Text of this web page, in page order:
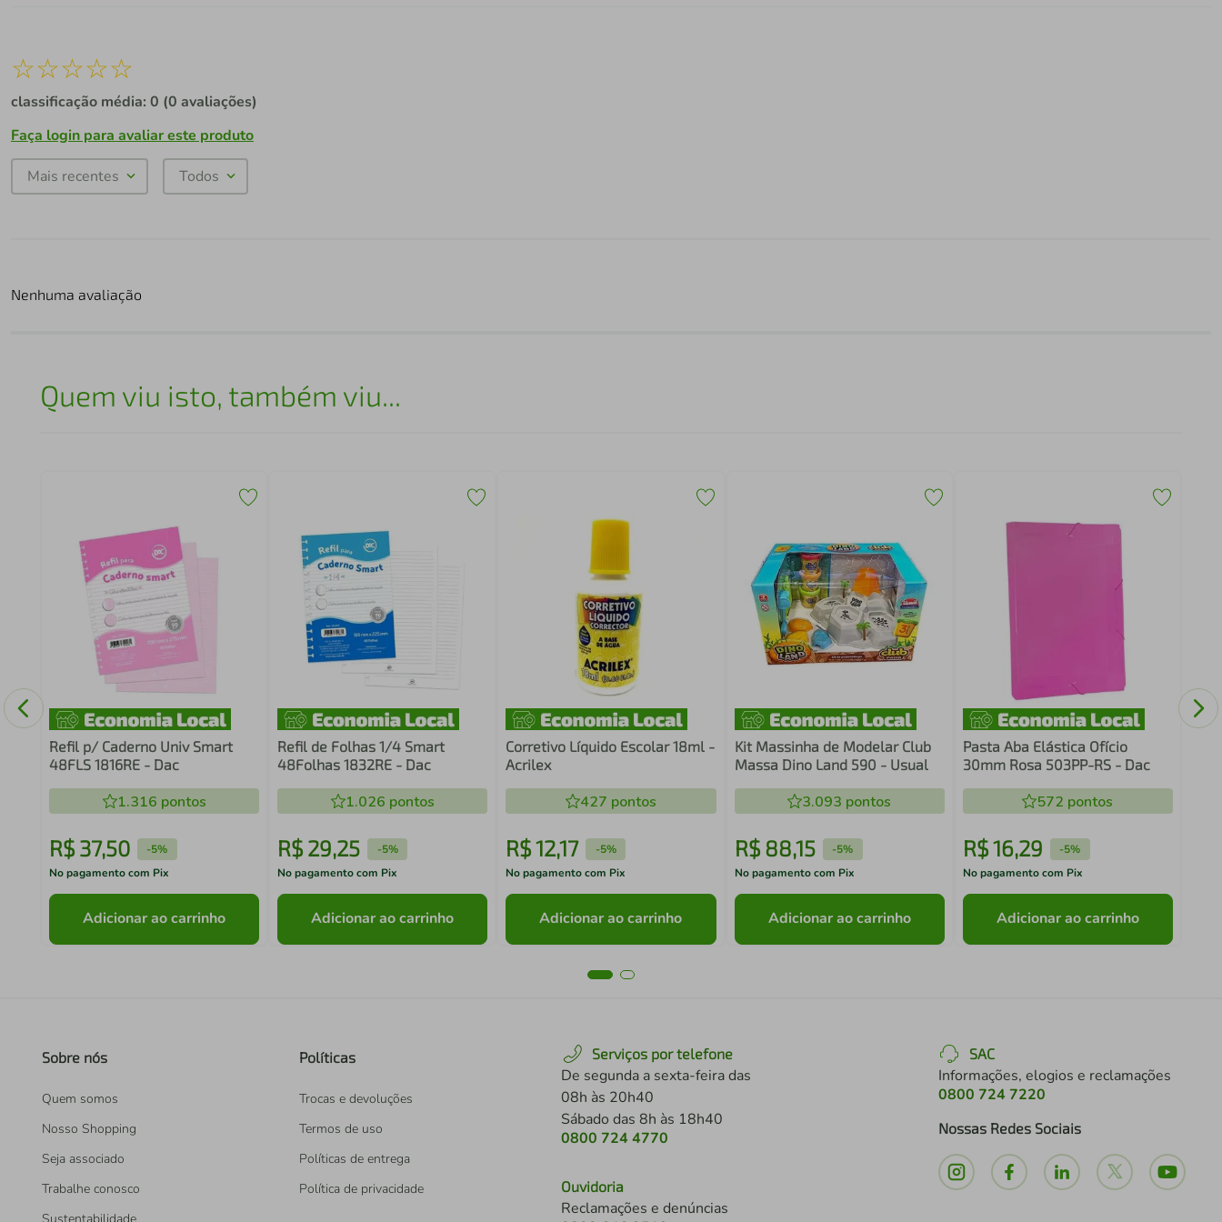
☆☆☆☆☆
classificação média: 0 (0 avaliações)
Faça login para avaliar este produto
Mais recentes Todos
Nenhuma avaliação
Quem viu isto, também viu...
Refil p/ Caderno Univ Smart
48FLS 1816RE - Dac
1.316 pontos
R$ 37,50 -5%
No pagamento com Pix
Adicionar ao carrinho
Refil de Folhas 1/4 Smart
48Folhas 1832RE - Dac
1.026 pontos
R$ 29,25 -5%
No pagamento com Pix
Adicionar ao carrinho
Corretivo Líquido Escolar 18ml -
Acrilex
427 pontos
R$12,17 -5%
No pagamento com Pix
Adicionar ao carrinho
Kit Massinha de Modelar Club
Massa Dino Land 590 - Usual
3.093 pontos
R$ 88,15 -5%
No pagamento com Pix
Adicionar ao carrinho
Pasta Aba Elástica Ofício
30mm Rosa 503PP-RS - Dac
572 pontos
R$16,29 -5%
No pagamento com Pix
Adicionar ao carrinho
Sobre nós
Quem somos
Nosso Shopping
Seja associado
Trabalhe conosco
Políticas
Trocas e devoluções
Termos de uso
Políticas de entrega
Política de privacidade
Serviços por telefone
De segunda a sexta-feira das
08h às 20h40
Sábado das 8h às 18h40
0800 724 4770
Ouvidoria
Reclamações e denúncias
SAC
Informações, elogios e reclamações
0800 724 7220
Nossas Redes Sociais